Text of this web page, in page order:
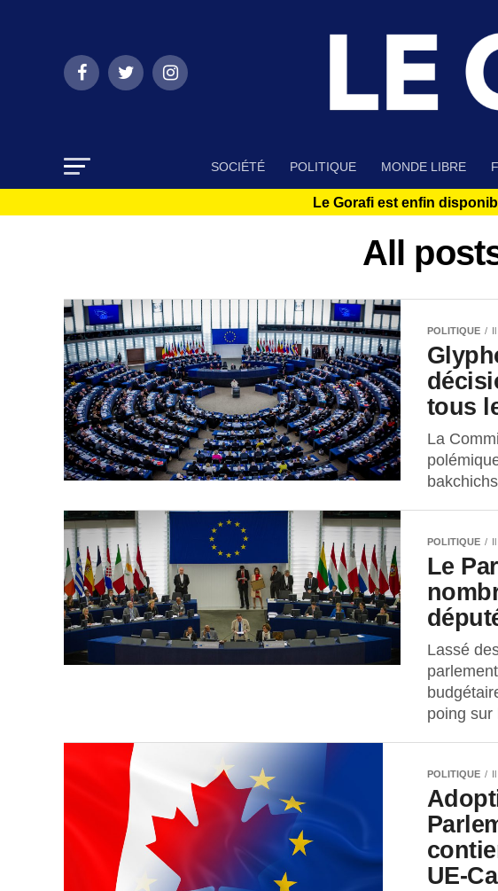
SOCIÉTÉ POLITIQUE MONDE LIBRE
Le Gorafi est enfin
All
POLITIQUE
tous
La
POLITIQUE
Le
Lassé
poing sur
POLITIQUE
UE-